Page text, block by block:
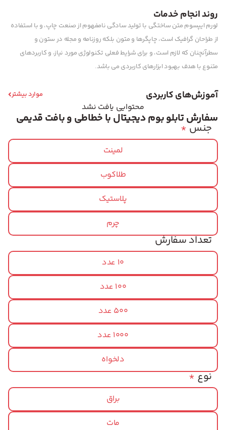
روند انجام خدمات
لورم ایپسوم متن ساختگی با تولید سادگی نامفهوم از صنعت چاپ، و با استفاده
از طراحان گرافیک است، چاپگرها و متون بلکه روزنامه و مجله در ستون و
سطرآنچنان که لازم است، و برای شرایط فعلی تکنولوژی مورد نیاز، و کاربردهای
متنوع با هدف بهبود ابزارهای کاربردی می باشد.
آموزش‌های کاربردی موارد بیشتر
محتوایی یافت نشد
سفارش تابلو بوم دیجیتال با خطاطی و بافت قدیمی
*جنس
لمینت
طلاکوب
پلاستیک
چرم
تعداد سفارش
10 عدد
100 عدد
500 عدد
1000 عدد
دلخواه
*نوع
براق
مات